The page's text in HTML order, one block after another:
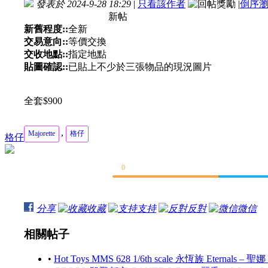
格仔
發表於 2024-9-28 18:29 | 只看該作者 |倒序
新帖
新舊程度::全新
交易意向::等價交換
交收地點::指定地點
貼圖確認::已貼上不少於三張物品的現況圖片
全套$900
Majorette , 格仔
0
分享 收藏 支持 反對 微信
相關帖子
• Hot Toys MMS 628 1/6th scale 永恆族 Eternals – 聖娜